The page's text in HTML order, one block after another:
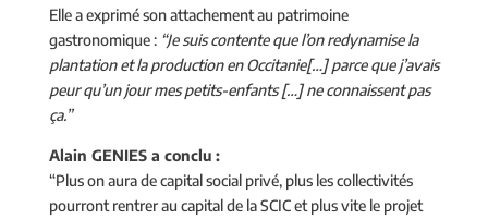
Elle a exprimé son attachement au patrimoine
gastronomique :“Je suis contente que l’on redynamise la
plantation et la production en Occitanie[…] parce que j’avais
peur qu’un jour mes petits-enfants […] ne connaissent pas
ça.”
Alain GENIES a conclu :
“Plus on aura de capital social privé, plus les collectivités
pourront rentrer au capital de la SCIC et plus vite le projet